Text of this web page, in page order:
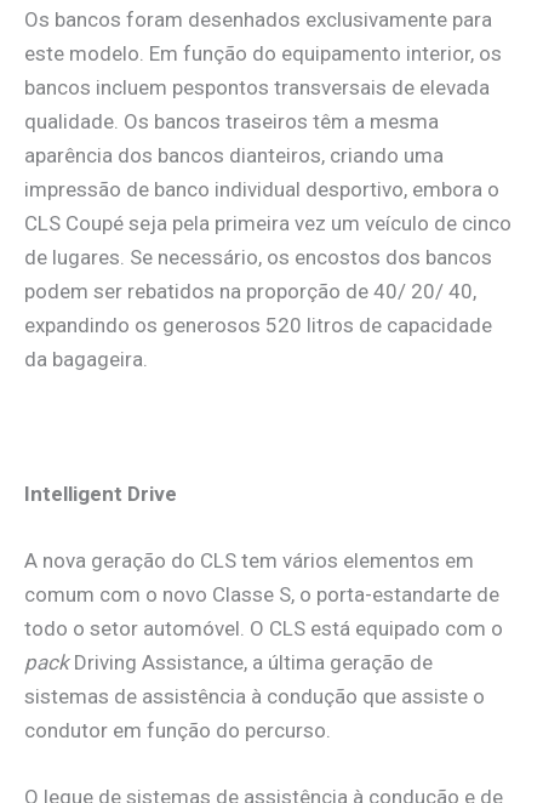
Os bancos foram desenhados exclusivamente para
este modelo. Em função do equipamento interior, os
bancos incluem pespontos transversais de elevada
qualidade. Os bancos traseiros têm a mesma
aparência dos bancos dianteiros, criando uma
impressão de banco individual desportivo, embora o
CLS Coupé seja pela primeira vez um veículo de cinco
de lugares. Se necessário, os encostos dos bancos
podem ser rebatidos na proporção de 40/ 20/ 40,
expandindo os generosos 520 litros de capacidade
da bagageira.
Intelligent Drive
A nova geração do CLS tem vários elementos em
comum com o novo Classe S, o porta-estandarte de
todo o setor automóvel. O CLS está equipado com o
pack Driving Assistance, a última geração de
sistemas de assistência à condução que assiste o
condutor em função do percurso.
O leque de sistemas de assistência à condução e de